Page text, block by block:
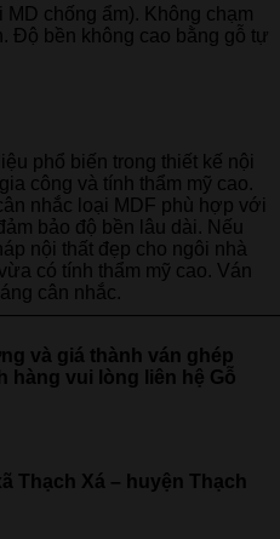
chống ẩm). Không chạm
Độ bền không cao bằng gỗ tự
phổ biến trong thiết kế nội
công và tính thẩm mỹ cao.
nhắc loại MDF phù hợp với
bảo độ bền lâu dài. Nếu
nội thất đẹp cho ngôi nhà
có tính thẩm mỹ cao. Ván
cân nhắc.
và giá thành ván ghép
hàng vui lòng liên hệ Gỗ
Thạch Xá – huyện Thạch